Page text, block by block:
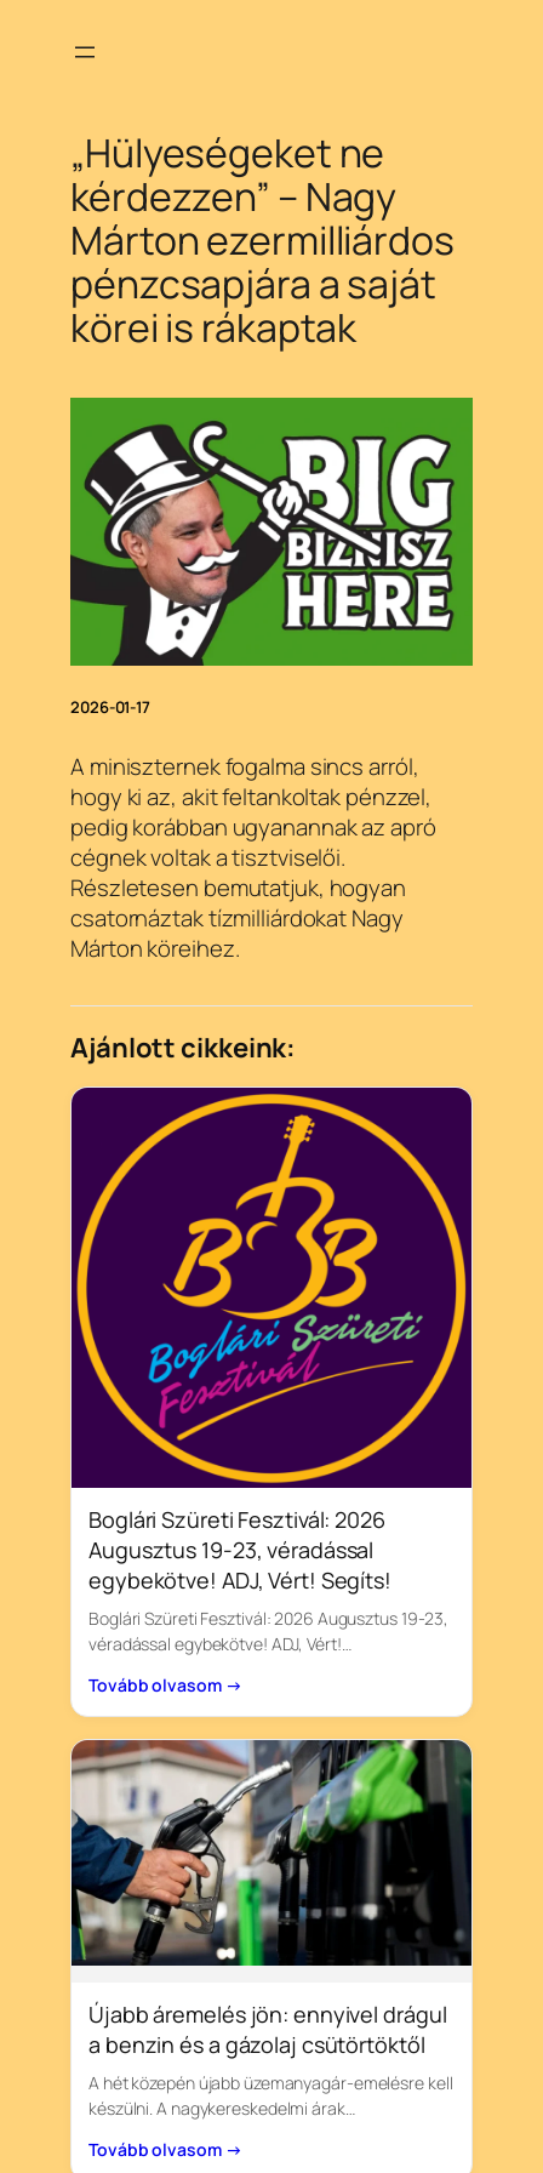
„Hülyeségeket ne
kérdezzen” – Nagy
Márton ezermilliárdos
pénzcsapjára a saját
körei is rákaptak
2026-01-17
A miniszternek fogalma sincs arról,
hogy ki az, akit feltankoltak pénzzel,
pedig korábban ugyanannak az apró
cégnek voltak a tisztviselői.
Részletesen bemutatjuk, hogyan
csatornáztak tízmilliárdokat Nagy
Márton köreihez.
Ajánlott cikkeink:
Boglári Szüreti Fesztivál: 2026
Augusztus 19-23, véradással
egybekötve! ADJ, Vért! Segíts!
Boglári Szüreti Fesztivál: 2026 Augusztus 19-23,
véradással egybekötve! ADJ, Vért!…
Tovább olvasom →
Újabb áremelés jön: ennyivel drágul
a benzin és a gázolaj csütörtöktől
A hét közepén újabb üzemanyagár-emelésre kell
készülni. A nagykereskedelmi árak…
Tovább olvasom →